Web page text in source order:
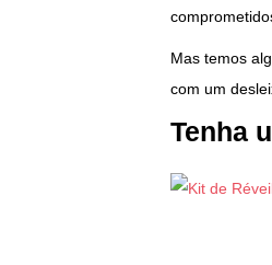
Mas temos
com um
Tenha